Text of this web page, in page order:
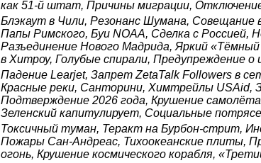
как 51-й штат, Причины миграции,
Блэкаут в Чили, Резонанс Шумана,
Папы Римского, Буи NOAA, Сделка с Россией,
Разъединение Нового Мадрида, Яркий
в Хитроу, Голубые спирали, Предупреждение
Падение Learjet, Запрет ZetaTalk Followers в
Красные реки, Санторини, Химтрейлы USAid,
Подтверждение 2026 года, Крушение
Зеленский капитулирует, Социальные
Токсичный туман, Теракт на Бурбон-стрит,
Пожары Сан-Андреас, Тихоокеанские плиты,
огонь, Крушение космического корабля,